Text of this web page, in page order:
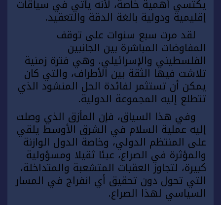
يكتسي أهمية خاصة، لأنه يأتي في سياقات
إقليمية ودولية بالغة الدقة والتعقيد.
لقد مرت سبع سنوات على توقف
المفاوضات المباشرة بين الجانبين
الفلسطيني والإسرائيلي. وهي فترة زمنية
تلاشت فيها الثقة بين الأطراف، والتي كان
يمكن أن تستثمر لفائدة الحل المنشود الذي
تتطلع إليه المجموعة الدولية.
وفي هذا السياق، فإن المأزق الذي وصلت
إليه عملية السلام في الشرق الأوسط يلقي
على المنتظم الدولي، وخاصة الدول الوازنة
والمؤثرة في الصراع، عبئا ثقيلا ومسؤولية
كبيرة، لتجاوز العقبات المتشعبة والمتداخلة،
التي تحول دون تحقيق أي انفراج في المسار
السياسي لهذا الصراع.